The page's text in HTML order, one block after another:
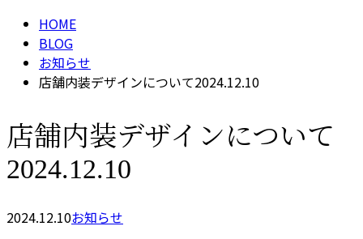
HOME
BLOG
お知らせ
店舗内装デザインについて2024.12.10
店舗内装デザインについて
2024.12.10
2024.12.10お知らせ